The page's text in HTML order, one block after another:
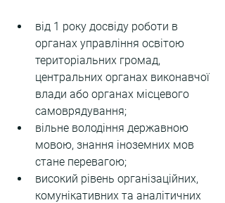
від 1 року досвіду роботи в
органах управління освітою
територіальних громад,
центральних органах виконавчої
влади або органах місцевого
самоврядування;
вільне володіння державною
мовою, знання іноземних мов
стане перевагою;
високий рівень організаційних,
комунікативних та аналітичних